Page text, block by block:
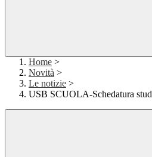
Home >
Novità >
Le notizie >
USB SCUOLA-Schedatura